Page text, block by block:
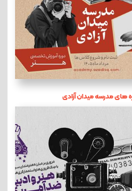
های مدرسه میدان آزادی